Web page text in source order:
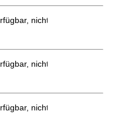
nicht bestellbar
nicht bestellbar
nicht bestellbar